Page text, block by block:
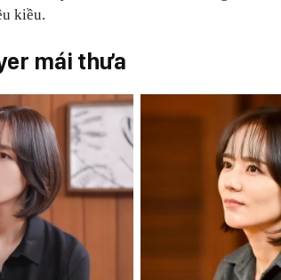
kiều.
mái thưa